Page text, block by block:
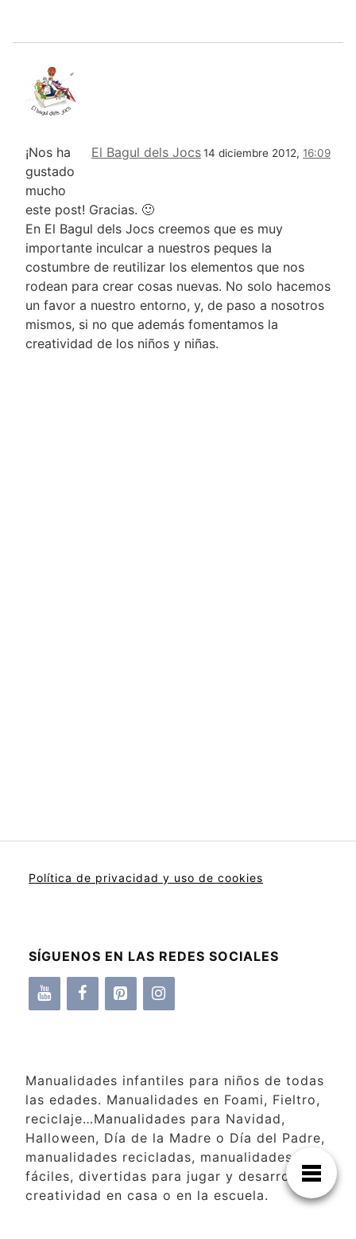
El Bagul dels Jocs14 diciembre 2012, 16:09
¡Nos ha
gustado
mucho
este post! Gracias. 🙂
En El Bagul dels Jocs creemos que es muy
importante inculcar a nuestros peques la
costumbre de reutilizar los elementos que nos
rodean para crear cosas nuevas. No solo hacemos
un favor a nuestro entorno, y, de paso a nosotros
mismos, si no que además fomentamos la
creatividad de los niños y niñas.
Política de privacidad y uso de cookies
SÍGUENOS EN LAS REDES SOCIALES
Manualidades infantiles para niños de todas
las edades. Manualidades en Foami, Fieltro,
reciclaje…Manualidades para Navidad,
Halloween, Día de la Madre o Día del Padre,
manualidades recicladas, manualidades
fáciles, divertidas para jugar y desarrollar la
creatividad en casa o en la escuela.